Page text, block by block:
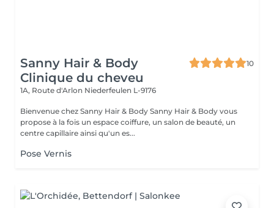
Sanny Hair & Body
Clinique du cheveu
10
1A, Route d'Arlon Niederfeulen L-9176
Bienvenue chez Sanny Hair & Body Sanny Hair & Body vous
propose à la fois un espace coiffure, un salon de beauté, un
centre capillaire ainsi qu'un es...
Pose Vernis